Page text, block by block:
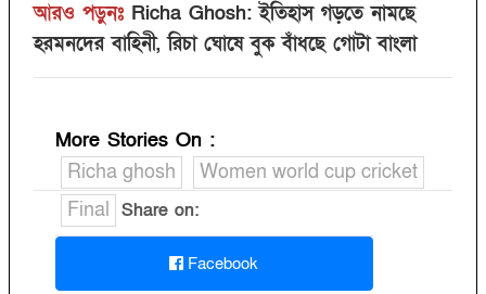
আরও পড়ুনঃ Richa Ghosh: ইতিহাস গড়তে নামছে
হরমনদের বাহিনী, রিচা ঘোষে বুক বাঁধছে গোটা বাংলা
More Stories On :
Richa ghosh
Women world cup cricket
Final Share on:
Facebook